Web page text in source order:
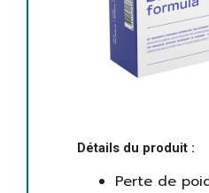
Détails du produit :
Perte de